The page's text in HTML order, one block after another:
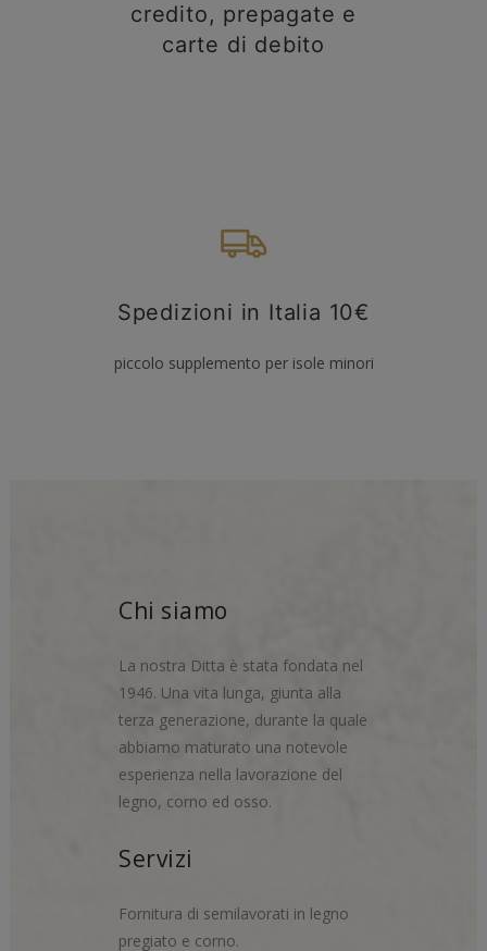
credito, prepagate e
carte di debito
Spedizioni in Italia 10€
piccolo supplemento per isole minori
Chi siamo
La nostra Ditta è stata fondata nel
1946. Una vita lunga, giunta alla
terza generazione, durante la quale
abbiamo maturato una notevole
esperienza nella lavorazione del
legno, corno ed osso.
Servizi
Fornitura di semilavorati in legno
pregiato e corno.